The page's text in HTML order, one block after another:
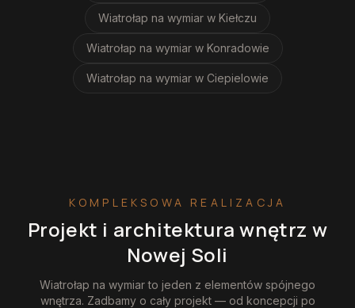
Wiatrołap na wymiar w Kiełczu
Wiatrołap na wymiar w Konradowie
Wiatrołap na wymiar w Ciepielowie
KOMPLEKSOWA REALIZACJA
Projekt i architektura wnętrz w
Nowej Soli
Wiatrołap na wymiarto jeden z elementów spójnego
wnętrza. Zadbamy o cały projekt — od koncepcji po